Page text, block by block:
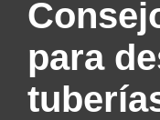
para